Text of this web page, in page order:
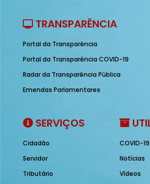
TRANSPARÊNCIA
Portal da Transparência
Portal da Transparência COVID-19
Radar da Transparência Pública
Emendas Parlamentares
SERVIÇOS
Cidadão
Servidor
Tributário
COVID-19
Notícias
Vídeos